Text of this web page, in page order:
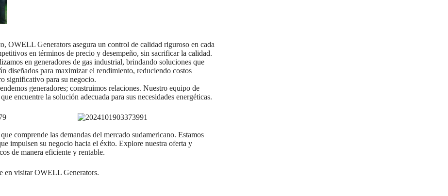
OWELL Generators asegura un control de calidad riguroso en cada
en términos de precio y desempeño, sin sacrificar la calidad.
en generadores de gas industrial, brindando soluciones que
diseñados para maximizar el rendimiento, reduciendo costos
significativo para su negocio.
generadores; construimos relaciones. Nuestro equipo de
encuentre la solución adecuada para sus necesidades energéticas.
comprende las demandas del mercado sudamericano. Estamos
impulsen su negocio hacia el éxito. Explore nuestra oferta y
de manera eficiente y rentable.
en visitar OWELL Generators.